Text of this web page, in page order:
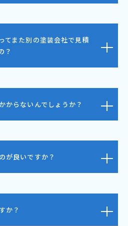
てまた別の塗装会社で見積
？
からないんでしょうか？
が良いですか？
か？